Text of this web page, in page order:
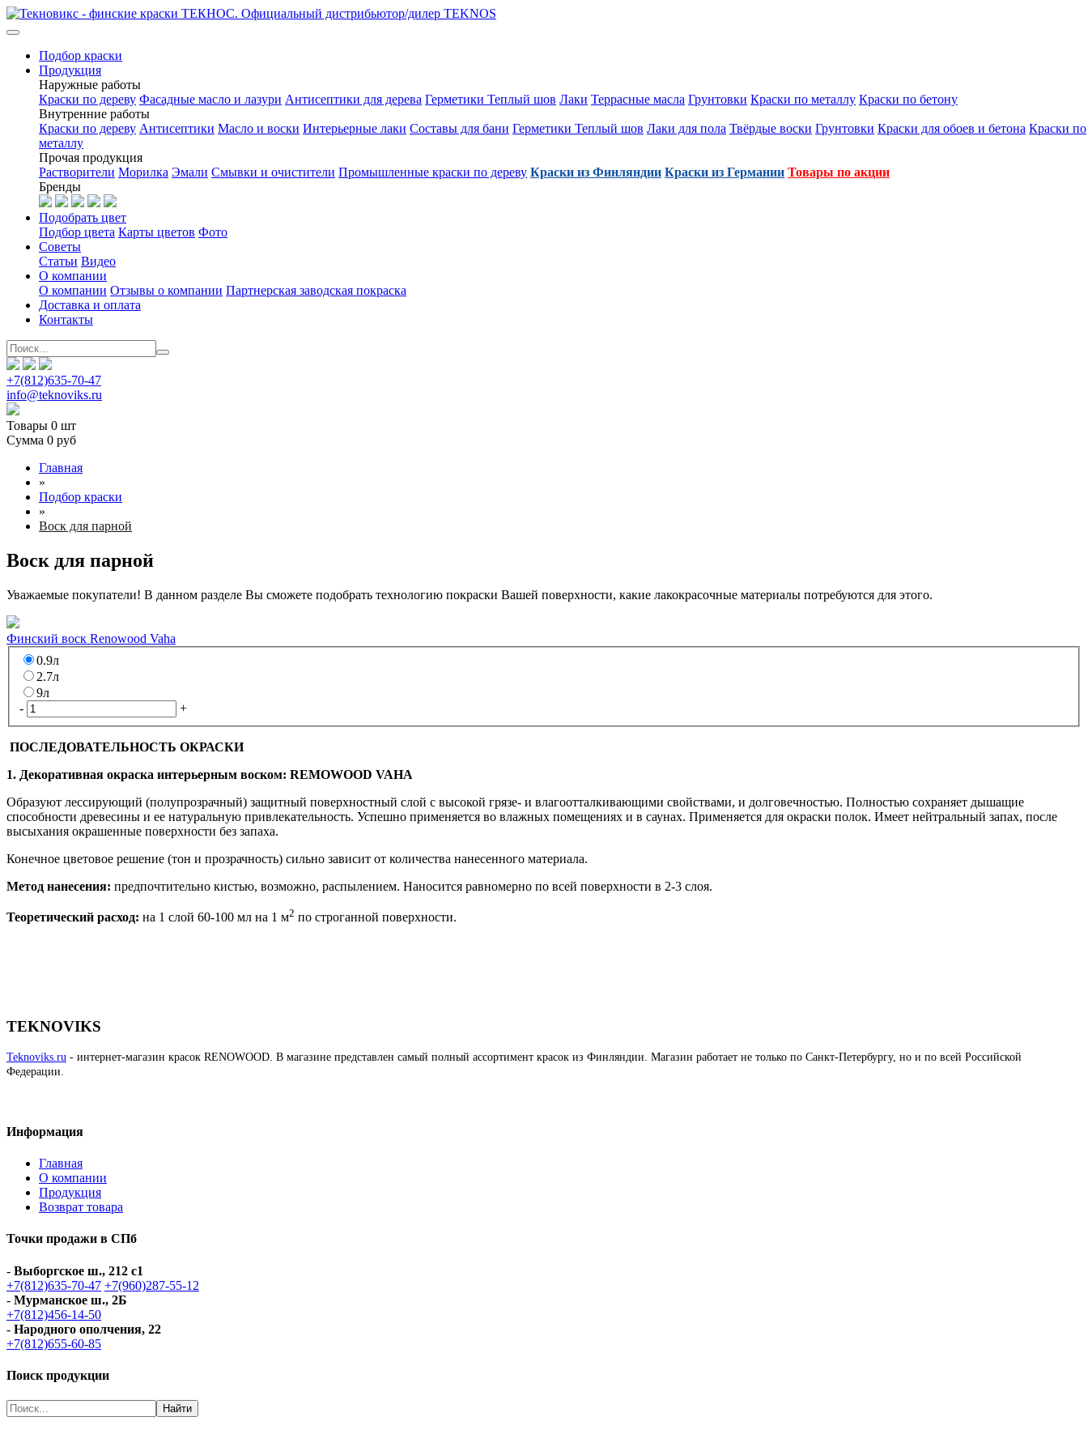
Подбор краски
Продукция
Наружные работы
Краски по дереву Фасадные масло и лазури Антисептики для дерева Герметики Теплый шов Лаки Террасные масла Грунтовки Краски по металлу Краски по бетону
Внутренние работы
Краски по дереву Антисептики Масло и воски Интерьерные лаки Составы для бани Герметики Теплый шов Лаки для пола Твёрдые воски Грунтовки Краски для обоев и бетона Краски по
металлу
Прочая продукция
Растворители Морилка Эмали Смывки и очистители Промышленные краски по дереву Краски из Финляндии Краски из Германии Товары по акции
Бренды
Подобрать цвет
Подбор цвета Карты цветов Фото
Советы
Статьи Видео
О компании
О компании Отзывы о компании Партнерская заводская покраска
Доставка и оплата
Контакты
+7(812)635-70-47
info@teknoviks.ru
Товары 0 шт
Сумма 0 руб
Главная
»
Подбор краски
»
Воск для парной
Воск для парной
Уважаемые покупатели! В данном разделе Вы сможете подобрать технологию покраски Вашей поверхности, какие лакокрасочные материалы потребуются для этого.
Финский воск Renowood Vaha
0.9л
2.7л
9л
-
+
ПОСЛЕДОВАТЕЛЬНОСТЬ ОКРАСКИ
1. Декоративная окраска интерьерным воском: REMOWOOD VAHA
Образуют лессирующий (полупрозрачный) защитный поверхностный слой с высокой грязе- и влагоотталкивающими свойствами, и долговечностью. Полностью сохраняет дышащие
способности древесины и ее натуральную привлекательность. Успешно применяется во влажных помещениях и в саунах. Применяется для окраски полок. Имеет нейтральный запах, после
высыхания окрашенные поверхности без запаха.
Конечное цветовое решение (тон и прозрачность) сильно зависит от количества нанесенного материала.
Метод нанесения: предпочтительно кистью, возможно, распылением. Наносится равномерно по всей поверхности в 2-3 слоя.
Теоретический расход: на 1 слой 60-100 мл на 1 м2 по строганной поверхности.
TEKNOVIKS
Teknoviks.ru - интернет-магазин красок RENOWOOD. В магазине представлен самый полный ассортимент красок из Финляндии. Магазин работает не только по Санкт-Петербургу, но и по всей Российской
Федерации.
Информация
Главная
О компании
Продукция
Возврат товара
Точки продажи в СПб
- Выборгское ш., 212 с1
+7(812)635-70-47 +7(960)287-55-12
- Мурманское ш., 2Б
+7(812)456-14-50
- Народного ополчения, 22
+7(812)655-60-85
Поиск продукции